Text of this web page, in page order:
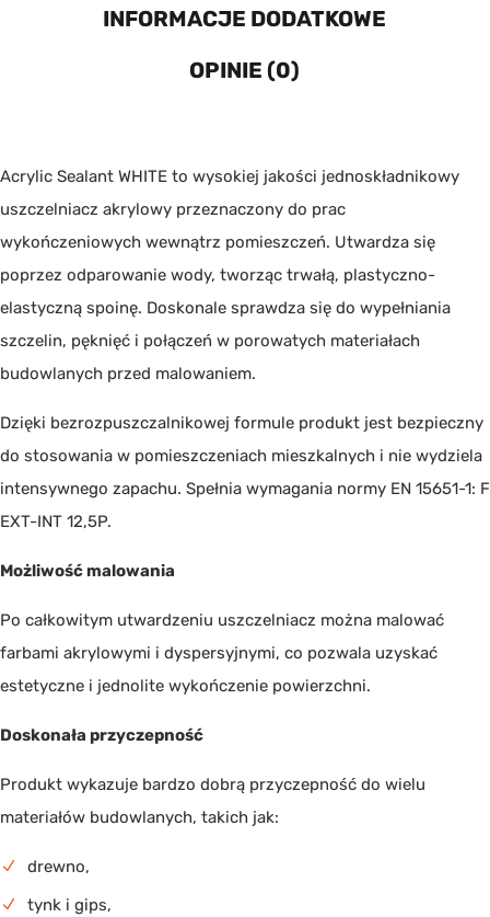
INFORMACJE DODATKOWE
OPINIE (0)
Acrylic Sealant WHITE to wysokiej jakości jednoskładnikowy
uszczelniacz akrylowy przeznaczony do prac
wykończeniowych wewnątrz pomieszczeń. Utwardza się
poprzez odparowanie wody, tworząc trwałą, plastyczno-
elastyczną spoinę. Doskonale sprawdza się do wypełniania
szczelin, pęknięć i połączeń w porowatych materiałach
budowlanych przed malowaniem.
Dzięki bezrozpuszczalnikowej formule produkt jest bezpieczny
do stosowania w pomieszczeniach mieszkalnych i nie wydziela
intensywnego zapachu. Spełnia wymagania normy EN 15651-1: F
EXT-INT 12,5P.
Możliwość malowania
Po całkowitym utwardzeniu uszczelniacz można malować
farbami akrylowymi i dyspersyjnymi, co pozwala uzyskać
estetyczne i jednolite wykończenie powierzchni.
Doskonała przyczepność
Produkt wykazuje bardzo dobrą przyczepność do wielu
materiałów budowlanych, takich jak:
drewno,
tynk i gips,